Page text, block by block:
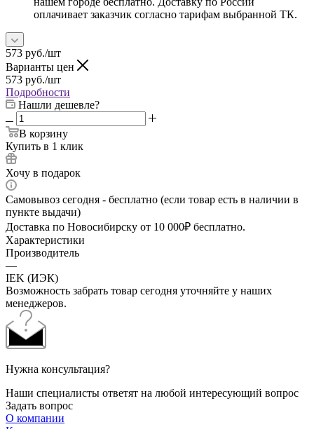
оплачивает заказчик согласно тарифам выбранной ТК.
573 руб./шт
Варианты цен
573 руб./шт
Подробности
Нашли дешевле?
В корзину
Купить в 1 клик
Хочу в подарок
Самовывоз сегодня - бесплатно (если товар есть в наличии в
пункте выдачи)
Доставка по Новосибирску от 10 000₽ бесплатно.
Характеристики
Производитель
—
IEK (ИЭК)
Возможность забрать товар сегодня уточняйте у наших
менеджеров.
Нужна консультация?
Наши специалисты ответят на любой интересующий вопрос
Задать вопрос
О компании